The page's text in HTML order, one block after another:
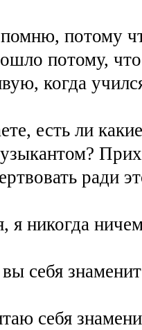
потому
потому,
когда
есть ли
ради
я никогда
себя
себя